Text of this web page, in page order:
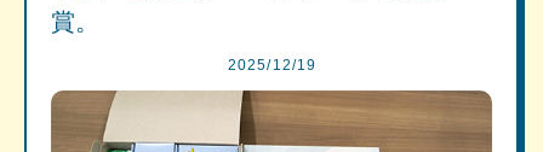
賞。
2025/12/19